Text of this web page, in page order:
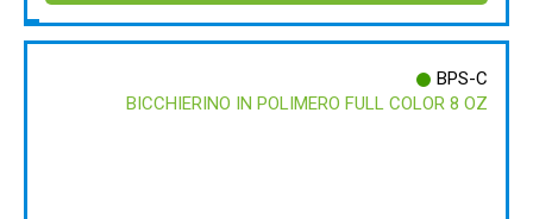
BPS-C
BICCHIERINO IN POLIMERO FULL COLOR 8 OZ